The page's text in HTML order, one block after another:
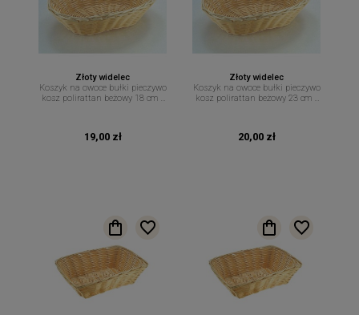
Złoty widelec
Koszyk na owoce bułki pieczywo
kosz polirattan beżowy 18 cm x
19,00 zł
Złoty widelec
Koszyk na owoce bułki pieczywo
kosz polirattan beżowy 23 cm x
20,00 zł